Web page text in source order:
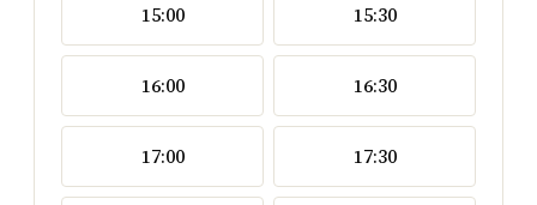
15:00 15:30
16:00 16:30
17:00 17:30